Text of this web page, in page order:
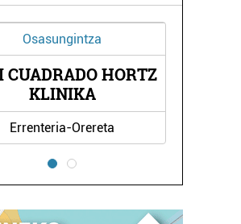
Ostalaritza
DE CYNE REYNA
Errenteria-Orereta